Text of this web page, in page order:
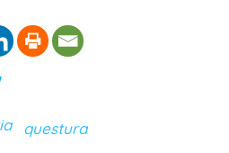
questura